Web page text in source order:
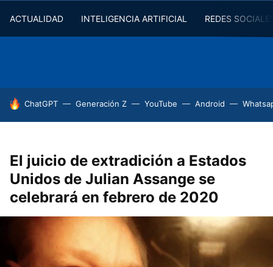
ACTUALIDAD INTELIGENCIA ARTIFICIAL REDES
HOY SE HABLA DE
ChatGPT Generación Z YouTube Android
El juicio de extradición a Estados
Unidos de Julian Assange se
celebrará en febrero de 2020